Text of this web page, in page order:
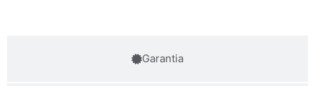
Garantia